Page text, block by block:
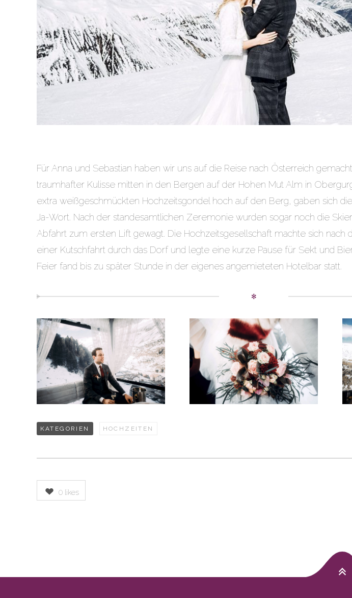
Für Anna und Sebastian haben wir uns auf die Reise nach Österreich
traumhafter Kulisse mitten in den Bergen auf der Hohen Mut Alm in
extra weißgeschmückten Hochzeitsgondel hoch auf den Berg, gaben sich
Ja-Wort. Nach der standesamtlichen Zeremonie wurden sogar noch die
Abfahrt zum ersten Lift gewagt. Die Hochzeitsgesellschaft machte sich nach
einer Kutschfahrt durch das Dorf und legte eine kurze Pause für Sekt und
Feier fand bis zu später Stunde in der eigenes angemieteten Hotelbar statt.
✻
KATEGORIEN HOCHZEITEN
0likes